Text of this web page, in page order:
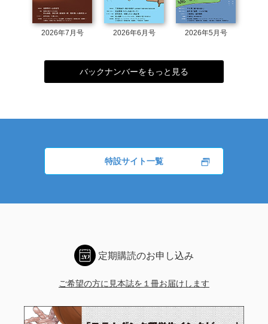
2026年7月号 2026年6月号 2026年5月号
バックナンバーをもっと見る
特設サイト一覧
定期購読のお申し込み
ご希望の方に見本誌を１冊お届けします